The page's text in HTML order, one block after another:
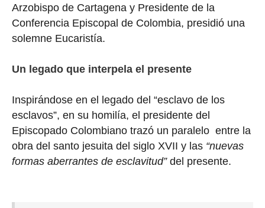
Arzobispo de Cartagena y Presidente de la
Conferencia Episcopal de Colombia, presidió una
solemne Eucaristía.
Un legado que interpela el presente
Inspirándose en el legado del “esclavo de los
esclavos”, en su homilía, el presidente del
Episcopado Colombiano trazó un paralelo entre la
obra del santo jesuita del siglo XVII y las “nuevas
formas aberrantes de esclavitud”del presente.